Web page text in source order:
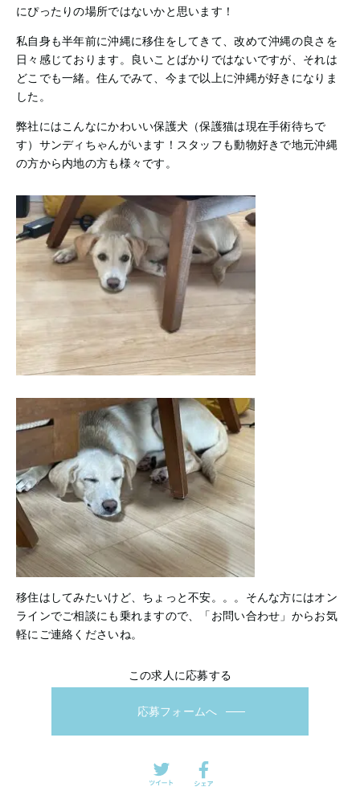
にぴったりの場所ではないかと思います！
私自身も半年前に沖縄に移住をしてきて、改めて沖縄の良さを
日々感じております。良いことばかりではないですが、それは
どこでも一緒。住んでみて、今まで以上に沖縄が好きになりま
した。
弊社にはこんなにかわいい保護犬（保護猫は現在手術待ちで
す）サンディちゃんがいます！スタッフも動物好きで地元沖縄
の方から内地の方も様々です。
移住はしてみたいけど、ちょっと不安。。。そんな方にはオン
ラインでご相談にも乗れますので、「お問い合わせ」からお気
軽にご連絡くださいね。
この求人に応募する
応募フォームへ